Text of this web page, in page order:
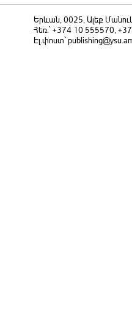
Երևան, 0025, Ալեք
Հեռ.` +374 10 555570,
Էլ.փոստ`